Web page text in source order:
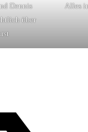
Dennis
über
Alles